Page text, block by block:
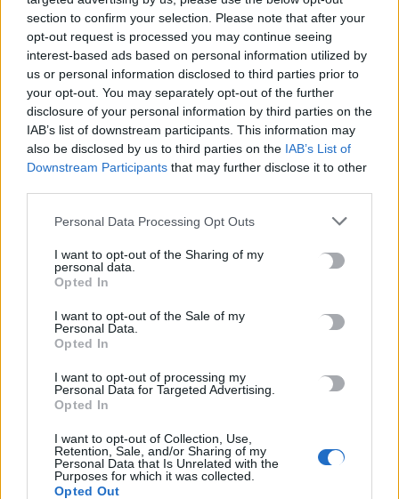
section to confirm your selection. Please note that after your
opt-out request is processed you may continue seeing
interest-based ads based on personal information utilized by
us or personal information disclosed to third parties prior to
your opt-out. You may separately opt-out of the further
disclosure of your personal information by third parties on the
IAB’s list of downstream participants. This information may
also be disclosed by us to third parties on the IAB’s List of
Downstream Participants that may further disclose it to other
Personal Data Processing Opt Outs
I want to opt-out of the Sharing of my
personal data.
Opted In
I want to opt-out of the Sale of my
Personal Data.
Opted In
I want to opt-out of processing my
Personal Data for Targeted Advertising.
Opted In
I want to opt-out of Collection, Use,
Retention, Sale, and/or Sharing of my
Personal Data that Is Unrelated with the
Purposes for which it was collected.
Opted Out
ΔΙΕΘΝΗ
Ο Τραμπ αποσύρει 700 πράκτορες της ICE
από τη Μινεσότα
Στον απόηχο των αντιδράσεων για τον θάνατο δύο ανθρώπων
από πυρά της υπηρεσίας μετανάστευσης ICE, ο Nτόναλντ Τραμπ…
Newsroom 4 Φεβρουαρίου, 2026